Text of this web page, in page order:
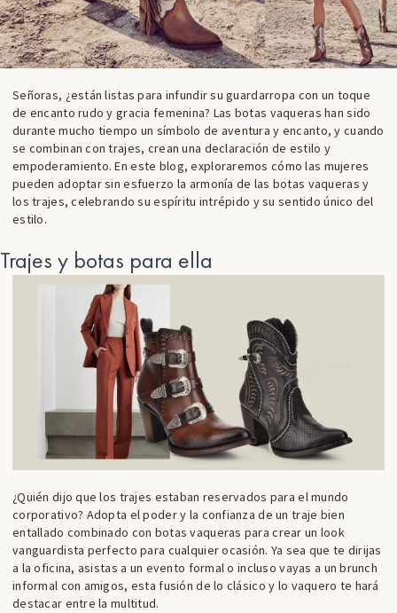
Señoras, ¿están listas para infundir su guardarropa con un toque
de encanto rudo y gracia femenina? Las botas vaqueras han sido
durante mucho tiempo un símbolo de aventura y encanto, y cuando
se combinan con trajes, crean una declaración de estilo y
empoderamiento. En este blog, exploraremos cómo las mujeres
pueden adoptar sin esfuerzo la armonía de las botas vaqueras y
los trajes, celebrando su espíritu intrépido y su sentido único del
estilo.
Trajes y botas para ella
¿Quién dijo que los trajes estaban reservados para el mundo
corporativo? Adopta el poder y la confianza de un traje bien
entallado combinado con botas vaqueras para crear un look
vanguardista perfecto para cualquier ocasión. Ya sea que te dirijas
a la oficina, asistas a un evento formal o incluso vayas a un brunch
informal con amigos, esta fusión de lo clásico y lo vaquero te hará
destacar entre la multitud.